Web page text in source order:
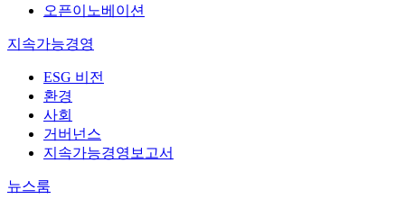
오픈이노베이션
지속가능경영
ESG 비전
환경
사회
거버넌스
지속가능경영보고서
뉴스룸